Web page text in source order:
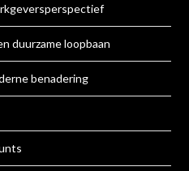
duurzame loopbaan
benadering